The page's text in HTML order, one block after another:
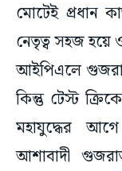
মোটেই প্রধান
নেতৃত্ব সহজ হয়ে
আইপিএলে গুজরাত
কিন্তু টেস্ট
মহাযুদ্ধের
আশাবাদী